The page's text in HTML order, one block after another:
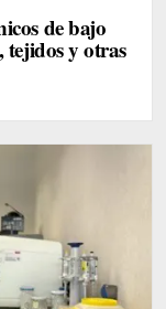
de bajo
tejidos y otras